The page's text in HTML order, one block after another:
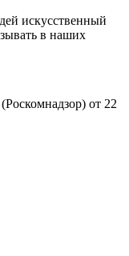
искусственный
в наших
от 22